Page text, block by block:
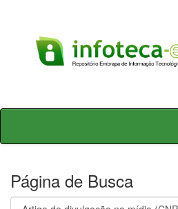
Skip
Página de Busca